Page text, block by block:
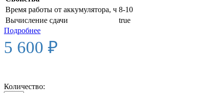
Время работы от аккумулятора, ч 8-10
Вычисление сдачи
true
Подробнее
5 600 ₽
Количество: